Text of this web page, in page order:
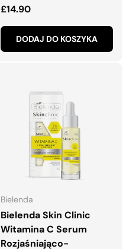
Normalna cena
£14.90
DODAJ DO KOSZYKA
Bielenda
Bielenda Skin Clinic
Witamina C Serum
Rozjaśniająco-